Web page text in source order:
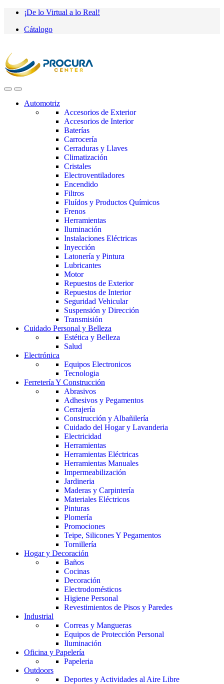
Saltar
navegación
saltar
contenido
¡De lo Virtual a lo Real!
Cátalogo
Automotriz
Accesorios de Exterior
Accesorios de Interior
Baterías
Carrocería
Cerraduras y Llaves
Climatización
Cristales
Electroventiladores
Encendido
Filtros
Fluídos y Productos Químicos
Frenos
Herramientas
Iluminación
Instalaciones Eléctricas
Inyección
Latonería y Pintura
Lubricantes
Motor
Repuestos de Exterior
Repuestos de Interior
Seguridad Vehicular
Suspensión y Dirección
Transmisión
Cuidado Personal y Belleza
Estética y Belleza
Salud
Electrónica
Equipos Electronicos
Tecnologia
Ferretería Y Construcción
Abrasivos
Adhesivos y Pegamentos
Cerrajería
Construcción y Albañilería
Cuidado del Hogar y Lavanderia
Electricidad
Herramientas
Herramientas Eléctricas
Herramientas Manuales
Impermeabilización
Jardineria
Maderas y Carpintería
Materiales Eléctricos
Pinturas
Plomería
Promociones
Teipe, Silicones Y Pegamentos
Tornillería
Hogar y Decoración
Baños
Cocinas
Decoración
Electrodomésticos
Higiene Personal
Revestimientos de Pisos y Paredes
Industrial
Correas y Mangueras
Equipos de Protección Personal
Iluminación
Oficina y Papelería
Papeleria
Outdoors
Deportes y Actividades al Aire Libre